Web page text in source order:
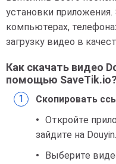
установки
компьютерах,
загрузку видео в
Как скачать видео
помощью SaveTik.io?
Скопировать
Откройте
зайдите на
Выберите